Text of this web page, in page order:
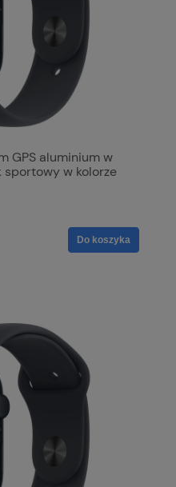
GPS aluminium w
sportowy w kolorze
Do koszyka